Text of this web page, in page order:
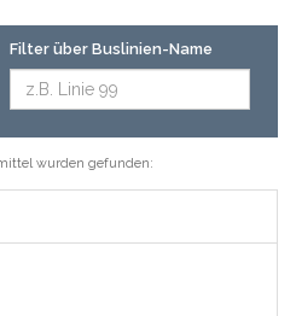
Filter über Buslinien-Name
wurden gefunden: